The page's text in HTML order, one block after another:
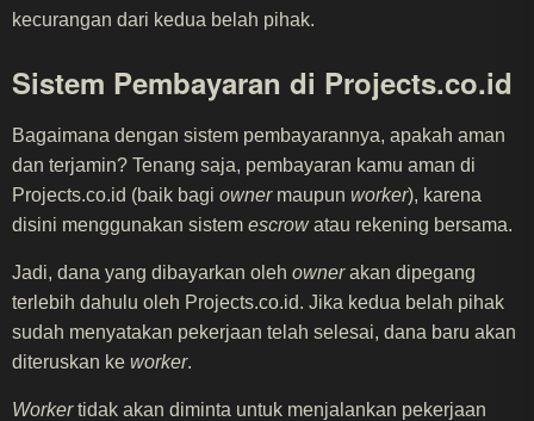
kecurangan dari kedua belah pihak.
Sistem Pembayaran di Projects.co.id
Bagaimana dengan sistem pembayarannya, apakah aman
dan terjamin? Tenang saja, pembayaran kamu aman di
Projects.co.id (baik bagi ownermaupun worker), karena
disini menggunakan sistem escrowatau rekening bersama.
Jadi, dana yang dibayarkan oleh ownerakan dipegang
terlebih dahulu oleh Projects.co.id. Jika kedua belah pihak
sudah menyatakan pekerjaan telah selesai, dana baru akan
diteruskan ke worker.
Workertidak akan diminta untuk menjalankan pekerjaan